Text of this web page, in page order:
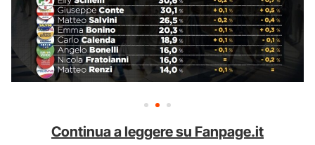
Continua a leggere su Fanpage.it